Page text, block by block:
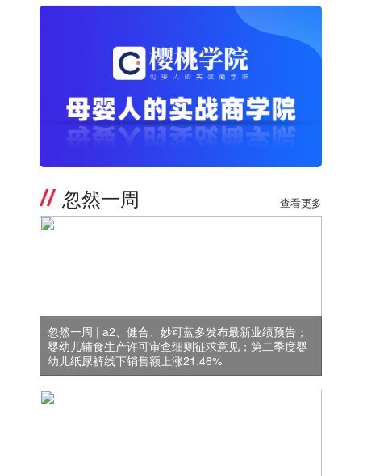
忽然一周 查看更多
忽然一周 | a2、健合、妙可蓝多发布最新业绩预告；
婴幼儿辅食生产许可审查细则征求意见；第二季度婴
幼儿纸尿裤线下销售额上涨21.46%